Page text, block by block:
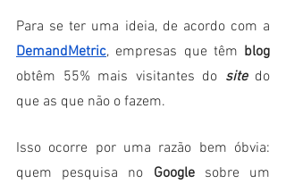
DemandMetric, empresas que têm blog
obtêm 55% mais visitantes do site do
que as que não o fazem.
Isso ocorre por uma razão bem óbvia:
quem pesquisa no Google sobre um